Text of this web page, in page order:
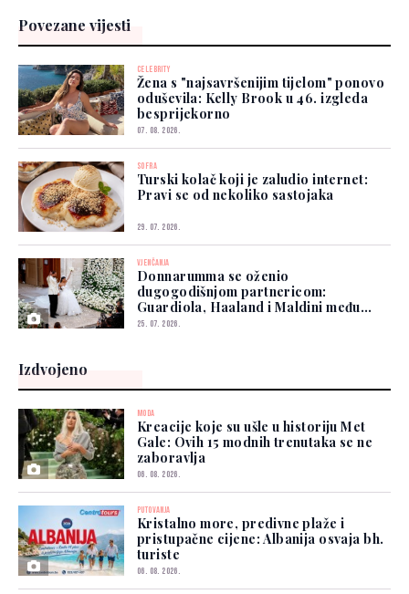
Povezane vijesti
CELEBRITY
Žena s "najsavršenijim tijelom" ponovo
oduševila: Kelly Brook u 46. izgleda
besprijekorno
07. 08. 2026.
SOFRA
Turski kolač koji je zaludio internet:
Pravi se od nekoliko sastojaka
29. 07. 2026.
VJENČANJA
Donnarumma se oženio
dugogodišnjom partnericom:
Guardiola, Haaland i Maldini među
gostima
25. 07. 2026.
Izdvojeno
MODA
Kreacije koje su ušle u historiju Met
Gale: Ovih 15 modnih trenutaka se ne
zaboravlja
06. 08. 2026.
PUTOVANJA
Kristalno more, predivne plaže i
pristupačne cijene: Albanija osvaja bh.
turiste
06. 08. 2026.